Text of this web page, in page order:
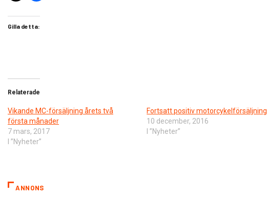
Gilla detta:
Relaterade
Vikande MC-försäljning årets två
första månader
7 mars, 2017
I ”Nyheter”
Fortsatt positiv motorcykelförsäljning
10 december, 2016
I ”Nyheter”
ANNONS